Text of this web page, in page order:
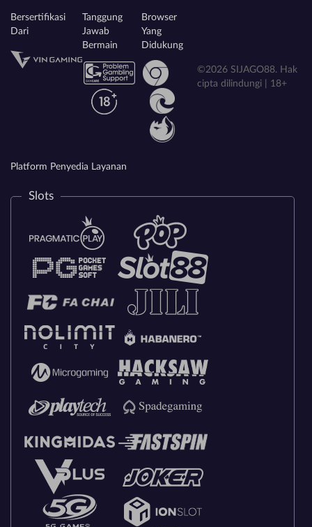
Bersertifikasi
Dari
Tanggung
Jawab
Bermain
Browser
Yang
Didukung
©2026 SIJAGO88. Hak
cipta dilindungi | 18+
Platform Penyedia Layanan
Slots